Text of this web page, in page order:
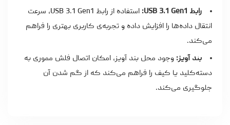
رابط USB 3.1 Gen1:
استفاده از رابط USB 3.1 Gen1، سرعت
انتقال داده‌ها را افزایش داده و تجربه‌ی کاربری بهتری را فراهم
می‌کند.
بند آویز: وجود محل بند آویز، امکان اتصال فلش مموری به
دسته‌کلید یا کیف را فراهم می‌کند که از گم شدن آن
جلوگیری می‌کند.